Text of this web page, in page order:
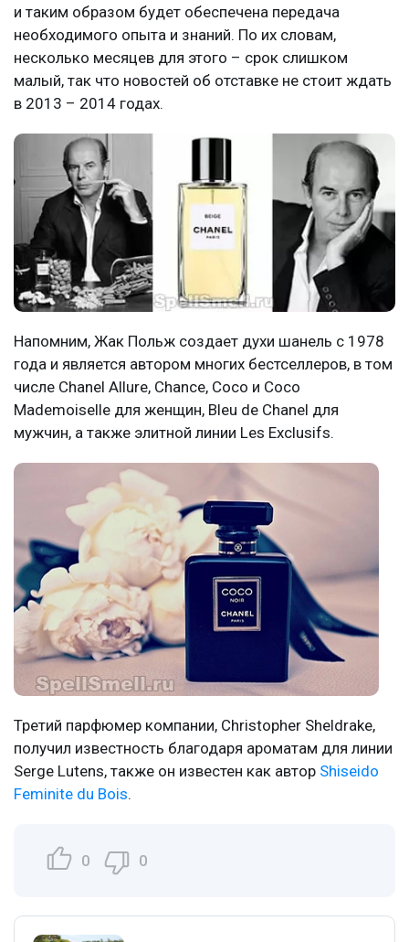
и таким образом будет обеспечена передача
необходимого опыта и знаний. По их словам,
несколько месяцев для этого – срок слишком
малый, так что новостей об отставке не стоит ждать
в 2013 – 2014 годах.
Напомним, Жак Польж создает духи шанель с 1978
года и является автором многих бестселлеров, в том
числе Chanel Allure, Chance, Coco и Coco
Mademoiselle для женщин, Bleu de Chanel для
мужчин, а также элитной линии Les Exclusifs.
Третий парфюмер компании, Christopher Sheldrake,
получил известность благодаря ароматам для линии
Serge Lutens, также он известен как автор Shiseido
Feminite du Bois.
0 0